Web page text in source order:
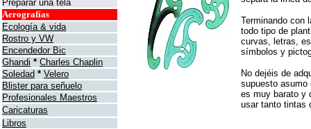
Preparar una tela
Aerografías
Ecología & vida
Rostro y VW
Encendedor Bic
Ghandi * Charles Chaplin
Soledad * Velero
Blister para señuelo
Profesionales Maestros
Caricaturas
Libros
Terminando con
todo tipo de
curvas, letras,
símbolos y
No dejéis de
supuesto
es muy barato y
usar tanto tintas